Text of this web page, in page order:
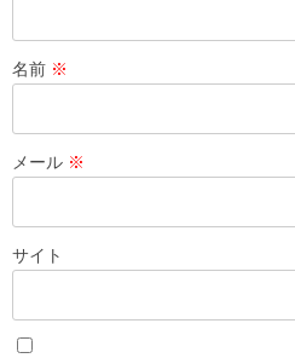
名前 ※
メール ※
サイト